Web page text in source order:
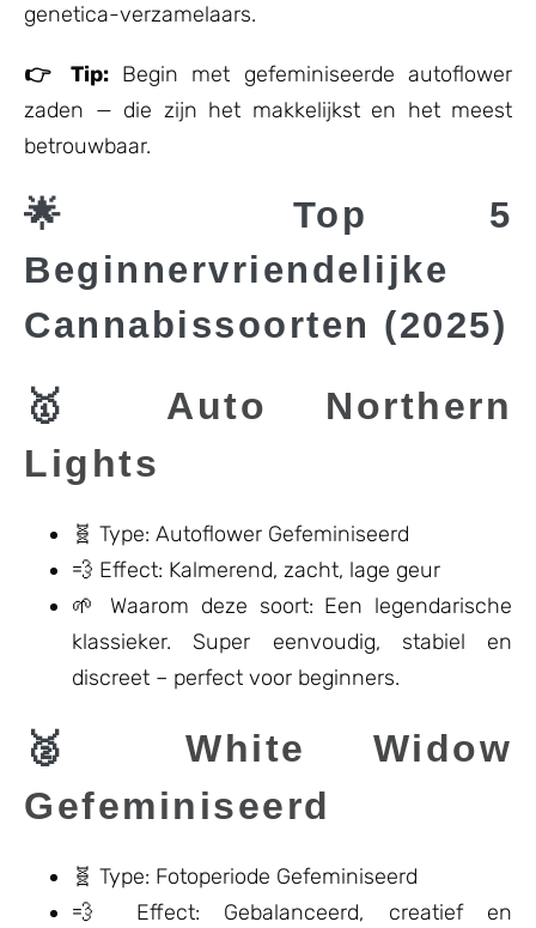
genetica-verzamelaars.
👉 Tip:Begin met gefeminiseerde autoflower
zaden — die zijn het makkelijkst en het meest
betrouwbaar.
🌟 Top 5
Beginnervriendelijke
Cannabissoorten (2025)
🥇 Auto Northern
Lights
🧬 Type: Autoflower Gefeminiseerd
💨 Effect: Kalmerend, zacht, lage geur
🌱 Waarom deze soort: Een legendarische
klassieker. Super eenvoudig, stabiel en
discreet – perfect voor beginners.
🥈 White Widow
Gefeminiseerd
🧬 Type: Fotoperiode Gefeminiseerd
💨 Effect: Gebalanceerd, creatief en